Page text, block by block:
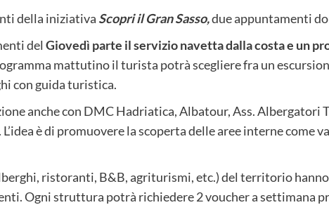
della iniziativa Scopri il Gran Sasso,due appuntamenti
delGiovedì parte il servizio navetta dalla costa e un
mattutino il turista potrà scegliere fra un
con guida turistica.
anche con DMC Hadriatica, Albatour, Ass. Albergatori
L’idea è di promuovere la scoperta delle aree interne come
ristoranti, B&B, agriturismi, etc.) del territorio hanno
Ogni struttura potrà richiedere 2 voucher a settimana